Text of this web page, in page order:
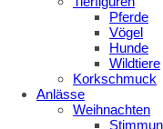
Pferde
Vögel
Hunde
Wildtiere
Korkschmuck
Anlässe
Weihnachten